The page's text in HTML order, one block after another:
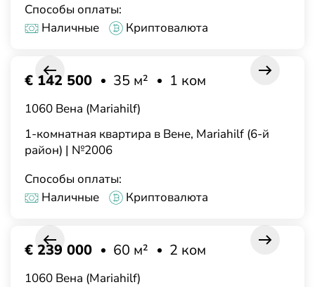
Способы оплаты:
Наличные
Криптовалюта
1-комнатная квартира в Вене, Mariahilf (6-й
район) | №2006
€ 142 500 35 м² 1 ком
1060 Вена (Mariahilf)
Способы оплаты:
Наличные
Криптовалюта
€ 239 000 60 м² 2 ком
1060 Вена (Mariahilf)